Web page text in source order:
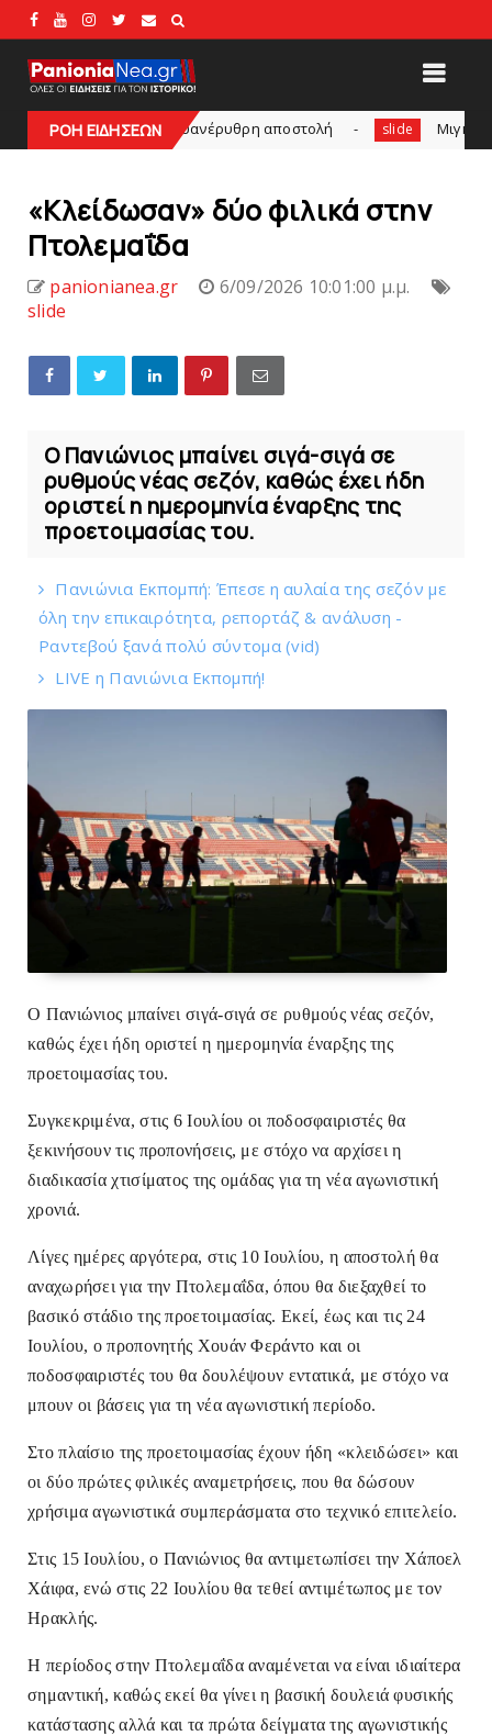
ΡΟΗ ΕΙΔΗΣΕΩΝ
H κυανέρυθρη αποστολή slide Mιγκέλ Tαβάρες: O
«Κλείδωσαν» δύο φιλικά στην
Πτολεμαΐδα
panionianea.gr
6/09/2026 10:01:00 μ.μ.
slide
Ο Πανιώνιος μπαίνει σιγά-σιγά σε
ρυθμούς νέας σεζόν, καθώς έχει ήδη
οριστεί η ημερομηνία έναρξης της
προετοιμασίας του.
Πανιώνια Εκπομπή: Έπεσε η αυλαία της σεζόν με
όλη την επικαιρότητα, ρεπορτάζ & ανάλυση -
Ραντεβού ξανά πολύ σύντομα (vid)
LIVE η Πανιώνια Εκπομπή!
Ο Πανιώνιος μπαίνει σιγά-σιγά σε ρυθμούς νέας σεζόν,
καθώς έχει ήδη οριστεί η ημερομηνία έναρξης της
προετοιμασίας του.
Συγκεκριμένα, στις 6 Ιουλίου οι ποδοσφαιριστές θα
ξεκινήσουν τις προπονήσεις, με στόχο να αρχίσει η
διαδικασία χτισίματος της ομάδας για τη νέα αγωνιστική
χρονιά.
Λίγες ημέρες αργότερα, στις 10 Ιουλίου, η αποστολή θα
αναχωρήσει για την Πτολεμαΐδα, όπου θα διεξαχθεί το
βασικό στάδιο της προετοιμασίας. Εκεί, έως και τις 24
Ιουλίου, ο προπονητής Χουάν Φεράντο και οι
ποδοσφαιριστές του θα δουλέψουν εντατικά, με στόχο να
μπουν οι βάσεις για τη νέα αγωνιστική περίοδο.
Στο πλαίσιο της προετοιμασίας έχουν ήδη «κλειδώσει» και
οι δύο πρώτες φιλικές αναμετρήσεις, που θα δώσουν
χρήσιμα αγωνιστικά συμπεράσματα στο τεχνικό επιτελείο.
Στις 15 Ιουλίου, ο Πανιώνιος θα αντιμετωπίσει την Χάποελ
Χάιφα, ενώ στις 22 Ιουλίου θα τεθεί αντιμέτωπος με τον
Ηρακλής.
Η περίοδος στην Πτολεμαΐδα αναμένεται να είναι ιδιαίτερα
σημαντική, καθώς εκεί θα γίνει η βασική δουλειά φυσικής
κατάστασης αλλά και τα πρώτα δείγματα της αγωνιστικής